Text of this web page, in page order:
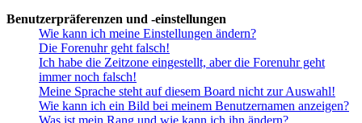
Benutzerpräferenzen und -einstellungen
Wie kann ich meine Einstellungen ändern?
Die Forenuhr geht falsch!
Ich habe die Zeitzone eingestellt, aber die Forenuhr geht
immer noch falsch!
Meine Sprache steht auf diesem Board nicht zur Auswahl!
Wie kann ich ein Bild bei meinem Benutzernamen anzeigen?